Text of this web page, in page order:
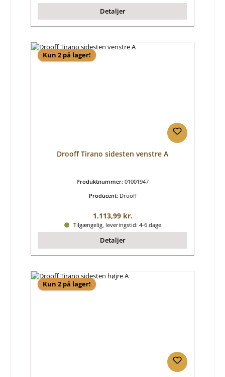
Detaljer
Kun 2 på lager!
Drooff Tirano sidesten venstre A
Produktnummer: 01001947
Producent: Drooff
Almindelig pris:
1.113,99 kr.
Tilgængelig, leveringstid: 4-6 dage
Detaljer
Kun 2 på lager!